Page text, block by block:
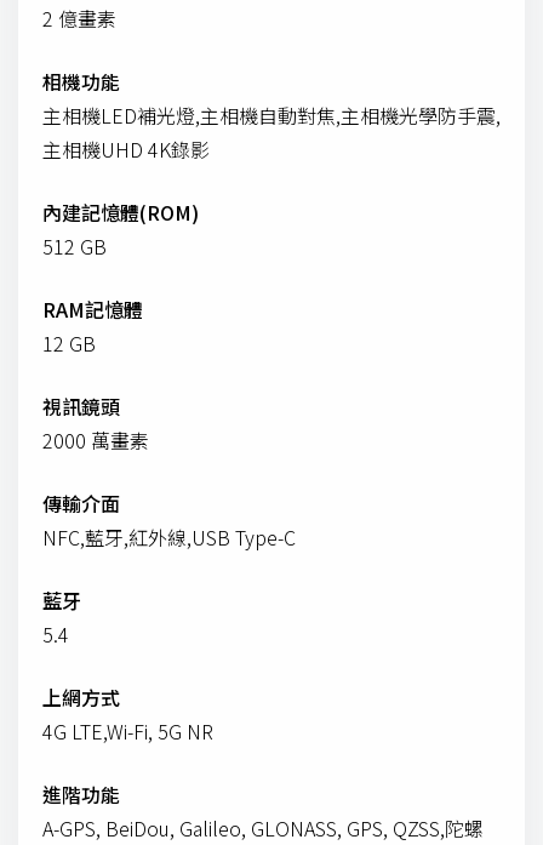
2 億畫素
相機功能
主相機LED補光燈,主相機自動對焦,主相機光學防手震,
主相機UHD 4K錄影
內建記憶體(ROM)
512 GB
RAM記憶體
12 GB
視訊鏡頭
2000 萬畫素
傳輸介面
NFC,藍牙,紅外線,USB Type-C
藍牙
5.4
上網方式
4G LTE,Wi-Fi, 5G NR
進階功能
A-GPS, BeiDou, Galileo, GLONASS, GPS, QZSS,陀螺